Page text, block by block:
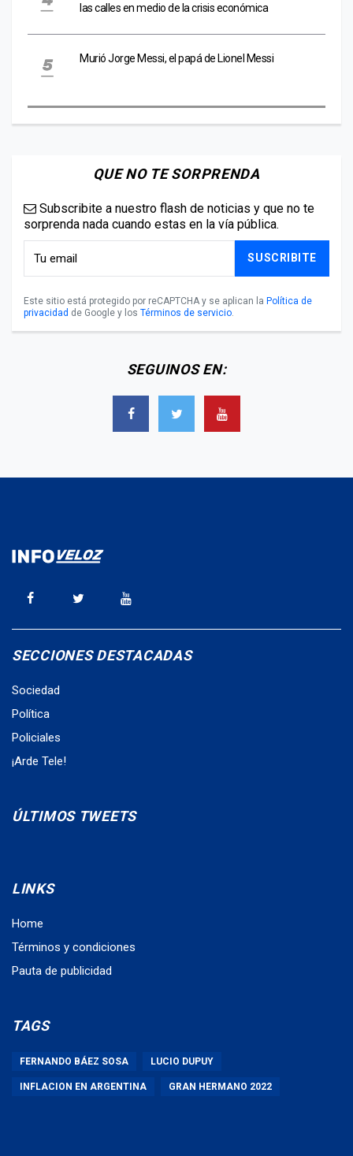
las calles en medio de la crisis económica
Murió Jorge Messi, el papá de Lionel Messi
QUE NO TE SORPRENDA
Subscribite a nuestro flash de noticias y que no te
sorprenda nada cuando estas en la vía pública.
SUSCRIBITE
Este sitio está protegido por reCAPTCHA y se aplican la Política de
privacidad de Google y los Términos de servicio.
SEGUINOS EN:
SECCIONES DESTACADAS
Sociedad
Política
Policiales
¡Arde Tele!
ÚLTIMOS TWEETS
LINKS
Home
Términos y condiciones
Pauta de publicidad
TAGS
FERNANDO BÁEZ SOSA LUCIO DUPUY
INFLACION EN ARGENTINA GRAN HERMANO 2022